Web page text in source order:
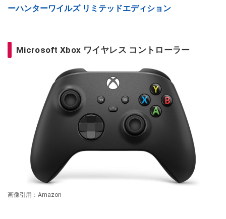
ーハンターワイルズ リミテッドエディション
Microsoft Xbox ワイヤレス コントローラー
画像引用：Amazon